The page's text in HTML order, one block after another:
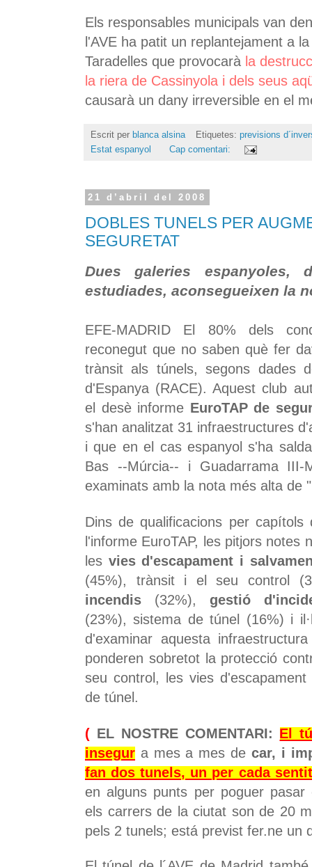
Els responsables municipals van
l'AVE ha patit un replantejament a
Taradelles que provocarà la
la riera de Cassinyola i dels seus
causarà un dany irreversible en el
Escrit per blanca alsina Etiquetes: previsions
Estat espanyol
Cap comentari:
21 d’abril del 2008
DOBLES TUNELS PER
SEGURETAT
Dues galeries espanyoles,
estudiades, aconsegueixen la
EFE-MADRID El 80% dels
reconegut que no saben què fer
trànsit als túnels, segons dades
d'Espanya (RACE). Aquest club
el desè informe EuroTAP de
s'han analitzat 31 infraestructures
i que en el cas espanyol s'ha
Bas --Múrcia-- i Guadarrama III-
examinats amb la nota més alta de
Dins de qualificacions per capítols
l'informe EuroTAP, les pitjors notes
les vies d'escapament i
(45%), trànsit i el seu control
incendis (32%), gestió
(23%), sistema de túnel (16%) i
d'examinar aquesta
ponderen sobretot la protecció
seu control, les vies
de túnel.
( EL NOSTRE COMENTARI: El
insegur a mes a mes de car, i
fan dos tunels, un per cada
en alguns punts per poguer pasar
els carrers de la ciutat son de 20
pels 2 tunels; está previst fer.ne un